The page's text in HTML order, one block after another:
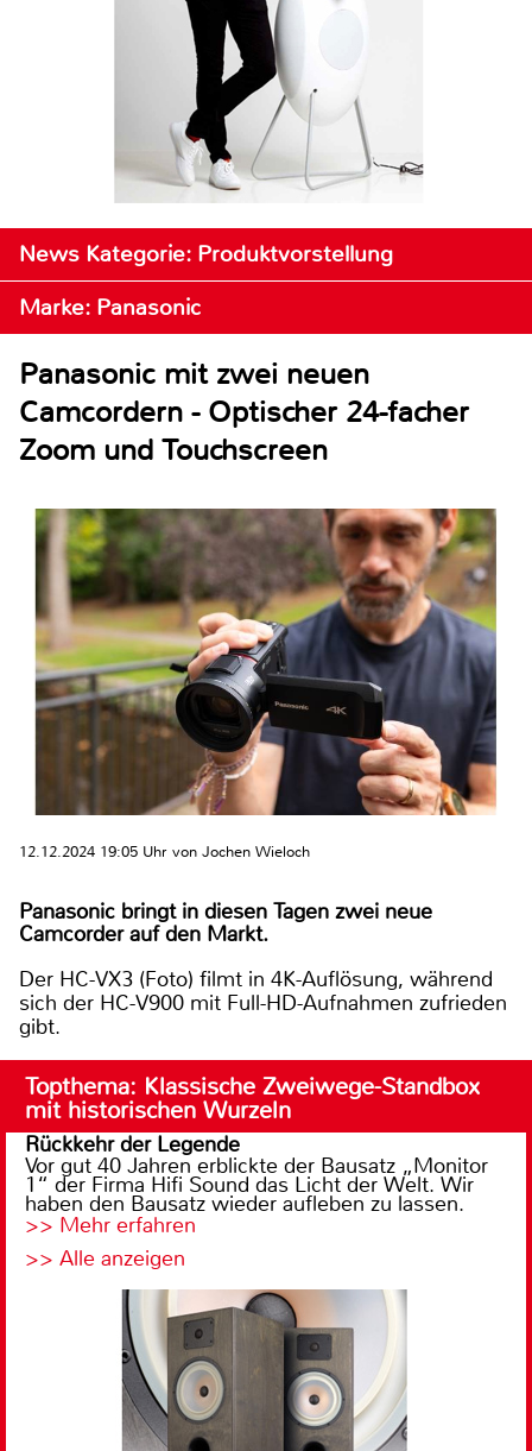
News Kategorie: Produktvorstellung
Marke: Panasonic
Panasonic mit zwei neuen
Camcordern - Optischer 24-facher
Zoom und Touchscreen
12.12.2024 19:05 Uhr von Jochen Wieloch
Panasonic bringt in diesen Tagen zwei neue
Camcorder auf den Markt.
Der HC-VX3 (Foto) filmt in 4K-Auflösung, während
sich der HC-V900 mit Full-HD-Aufnahmen zufrieden
gibt.
Topthema: Klassische Zweiwege-Standbox
mit historischen Wurzeln
Rückkehr der Legende
Vor gut 40 Jahren erblickte der Bausatz „Monitor
1“ der Firma Hifi Sound das Licht der Welt. Wir
haben den Bausatz wieder aufleben zu lassen.
>> Mehr erfahren
>> Alle anzeigen